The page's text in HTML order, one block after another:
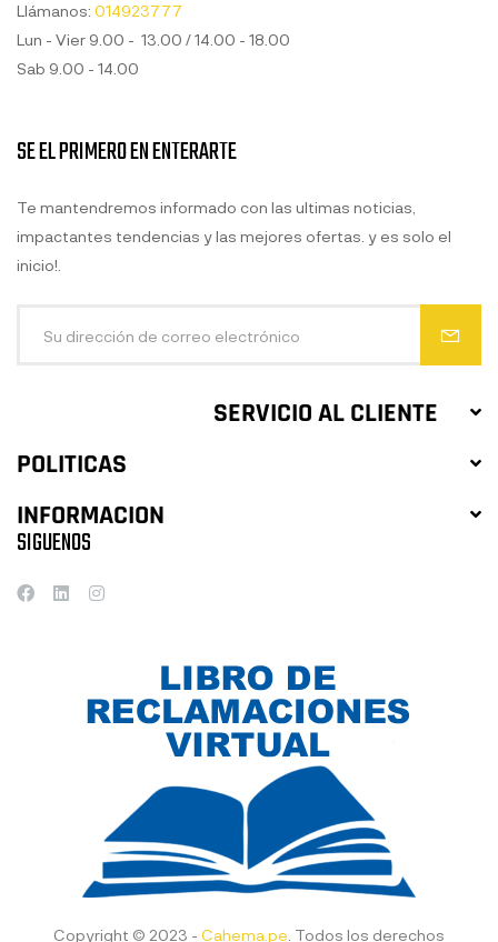
Llámanos: 014923777
Lun - Vier 9.00 - 13.00 / 14.00 - 18.00
Sab 9.00 - 14.00
SERVICIO AL CLIENTE
POLITICAS
INFORMACION
SE EL PRIMERO EN ENTERARTE
Te mantendremos informado con las ultimas noticias,
impactantes tendencias y las mejores ofertas. y es solo el
inicio!.
SIGUENOS
Copyright © 2023 - Cahema.pe . Todos los derechos